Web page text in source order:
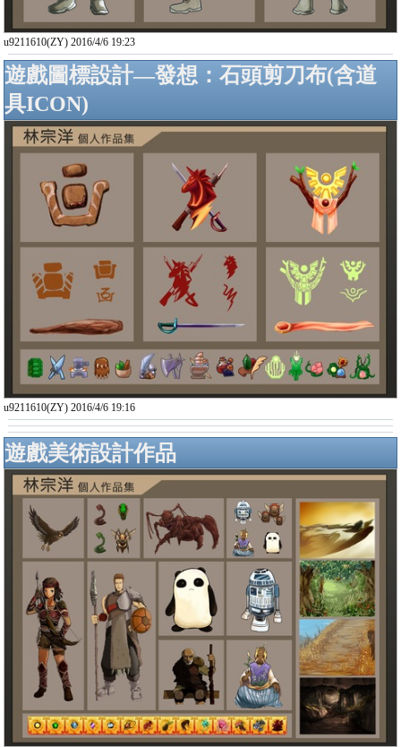
u9211610(ZY) 2016/4/6 19:23
遊戲圖標設計—發想：石頭剪刀布(含道
具ICON)
u9211610(ZY) 2016/4/6 19:16
遊戲美術設計作品